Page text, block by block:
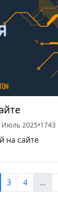
Июль 2025•1743
на сайте
3 4 …